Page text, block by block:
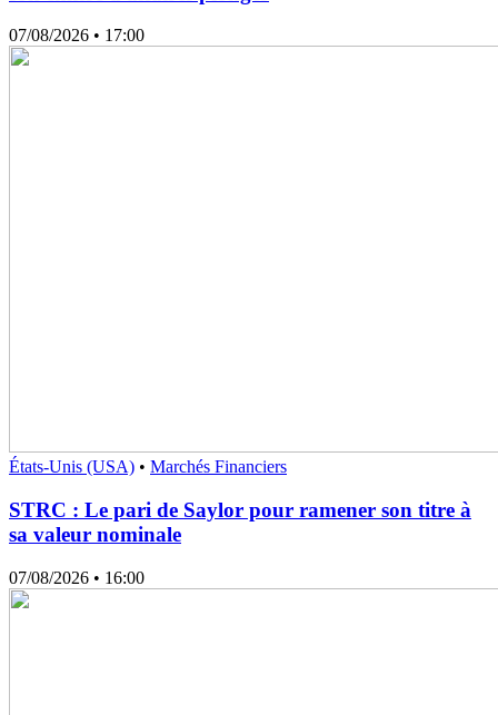
07/08/2026 • 17:00
États-Unis (USA) • Marchés Financiers
STRC : Le pari de Saylor pour ramener son titre à
sa valeur nominale
07/08/2026 • 16:00